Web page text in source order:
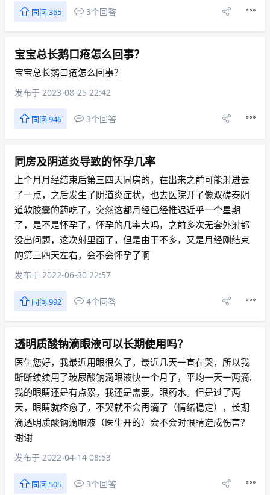
同问 365 3个回答
宝宝总长鹅口疮怎么回事？
宝宝总长鹅口疮怎么回事？
发布于 2023-08-25 22:42
同问 946 3个回答
同房及阴道炎导致的怀孕几率
上个月月经结束后第三四天同房的，在出来之前可能射进去
了一点，之后发生了阴道炎症状，也去医院开了像双磋泰阴
道软胶囊的药吃了，突然这都月经已经推迟近乎一个星期
了，是不是怀孕了，怀孕的几率大吗，之前多次无套外射都
没出问题，这次射里面了，但是由于不多，又是月经刚结束
的第三四天左右，会不会怀孕了啊
发布于 2022-06-30 22:57
同问 992 4个回答
透明质酸钠滴眼液可以长期使用吗？
医生您好，我最近用眼很久了，最近几天一直在哭，所以我
断断续续用了玻尿酸钠滴眼液快一个月了，平均一天一两滴.
我的眼睛还是有点累，我还是需要。眼药水。但是过了两
天，眼睛就痊愈了，不哭就不会再滴了（情绪稳定），长期
滴透明质酸钠滴眼液（医生开的）会不会对眼睛造成伤害？
谢谢
发布于 2022-04-14 08:53
同问 505 3个回答